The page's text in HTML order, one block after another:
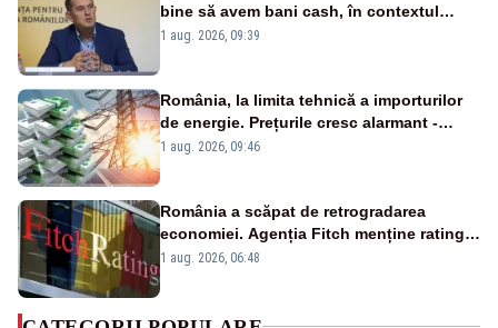
bine să avem bani cash, în contextul
alertei energetice?
1 aug. 2026, 09:39
România, la limita tehnică a importurilor
de energie. Prețurile cresc alarmant -
Analiză Realitatea Plus
1 aug. 2026, 09:46
România a scăpat de retrogradarea
economiei. Agenția Fitch menține ratingul
„BBB-” cu perspectivă negativă
1 aug. 2026, 06:48